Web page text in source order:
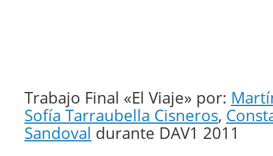
Trabajo Final «El Viaje» por:
Sofía Tarraubella Cisneros,
Sandoval durante DAV1 2011